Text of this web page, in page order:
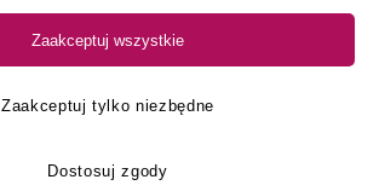
Pomoc
Moje konto
Zaakceptuj wszystkie
Zaakceptuj tylko niezbędne
Dostosuj zgody